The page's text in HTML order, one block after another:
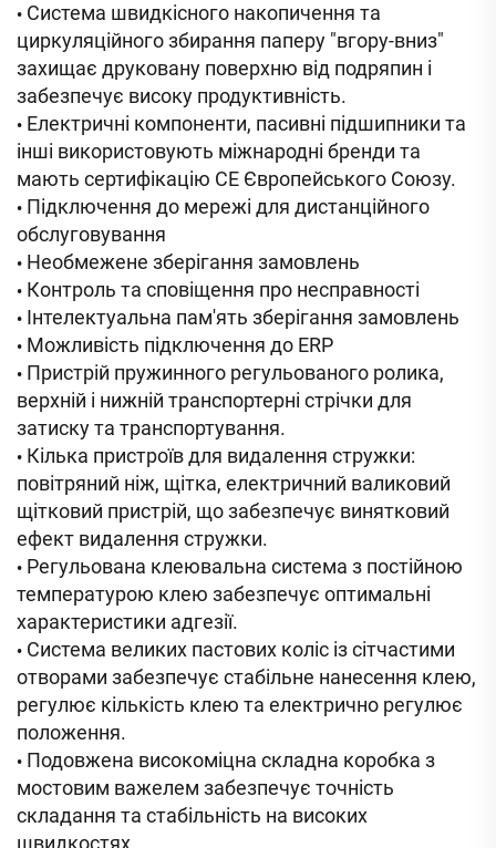
• Система швидкісного накопичення та
циркуляційного збирання паперу "вгору-вниз"
захищає друковану поверхню від подряпин і
забезпечує високу продуктивність.
• Електричні компоненти, пасивні підшипники та
інші використовують міжнародні бренди та
мають сертифікацію CE Європейського Союзу.
• Підключення до мережі для дистанційного
обслуговування
• Необмежене зберігання замовлень
• Контроль та сповіщення про несправності
• Інтелектуальна пам'ять зберігання замовлень
• Можливість підключення до ERP
• Пристрій пружинного регульованого ролика,
верхній і нижній транспортерні стрічки для
затиску та транспортування.
• Кілька пристроїв для видалення стружки:
повітряний ніж, щітка, електричний валиковий
щітковий пристрій, що забезпечує винятковий
ефект видалення стружки.
• Регульована клеювальна система з постійною
температурою клею забезпечує оптимальні
характеристики адгезії.
• Система великих пастових коліс із сітчастими
отворами забезпечує стабільне нанесення клею,
регулює кількість клею та електрично регулює
положення.
• Подовжена високоміцна складна коробка з
мостовим важелем забезпечує точність
складання та стабільність на високих
швидкостях.